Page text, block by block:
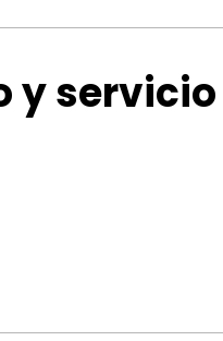
y servicio